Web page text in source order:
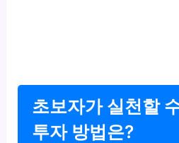
초보자가 실천할
투자 방법은?